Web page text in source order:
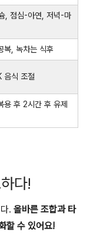
, 점심-아연, 저녁-마
복, 녹차는 식후
음식 조절
용 후 2시간 후 유제
다!
. 올바른 조합과 타
할 수 있어요!